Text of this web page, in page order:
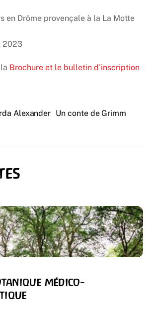
en Drôme provençale à la La Motte
2023
Brochure et le bulletin d’inscription
Alexander Un conte de Grimm
médico-